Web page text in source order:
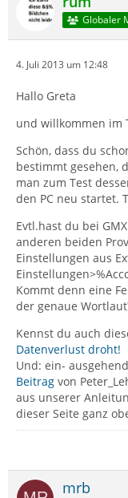
Globaler
4. Juli 2013 um 12:48
Hallo Greta
und willkommen im
Schön, dass du
bestimmt gesehen,
man zum Test
den PC neu startet.
Evtl.hast du bei
anderen beiden
Einstellungen aus
Kommt denn eine
der genaue
Kennst du auch
Datenverlust droht!
Und: ein-
Beitrag von
aus unserer
dieser Seite ganz
mrb